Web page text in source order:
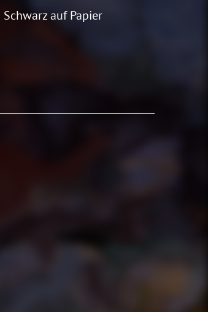
auf Papier